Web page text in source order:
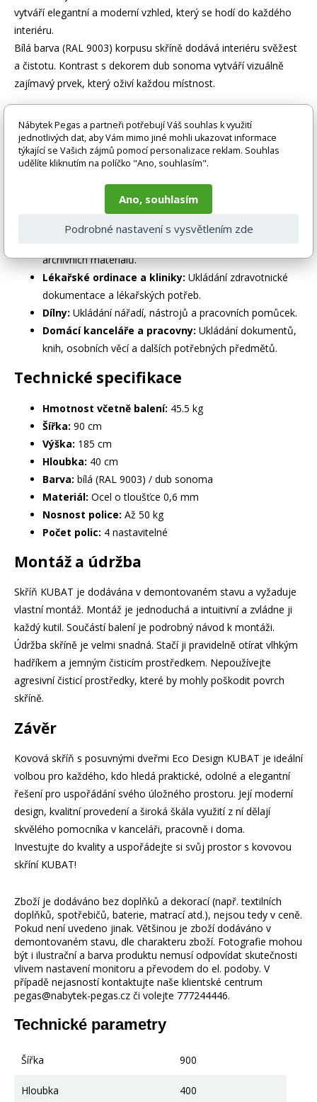
vytváří elegantní a moderní vzhled, který se hodí do každého
interiéru.
Bílá barva (RAL 9003) korpusu skříně dodává interiéru svěžest
a čistotu. Kontrast s dekorem dub sonoma vytváří vizuálně
zajímavý prvek, který oživí každou místnost.
Kovová skříň KUBAT je ideální pro širokou škálu využití:
Kanceláře:Ukládání dokumentů, šanonů,
kancelářských potřeb a osobních věcí zaměstnanců.
Účetní kanceláře a oddělení:Bezpečné a uspořádané
ukládání účetních dokladů a finančních záznamů.
archivních materiálů.
Lékařské ordinace a kliniky: Ukládání zdravotnické
dokumentace a lékařských potřeb.
Dílny: Ukládání nářadí, nástrojů a pracovních pomůcek.
Domácí kanceláře a pracovny: Ukládání dokumentů,
knih, osobních věcí a dalších potřebných předmětů.
Technické specifikace
Hmotnost včetně balení: 45.5 kg
Šířka: 90 cm
Výška: 185 cm
Hloubka: 40 cm
Barva: bílá (RAL 9003) / dub sonoma
Materiál: Ocel o tloušťce 0,6 mm
Nosnost police: Až 50 kg
Počet polic: 4 nastavitelné
Montáž a údržba
Skříň KUBAT je dodávána v demontovaném stavu a vyžaduje
vlastní montáž. Montáž je jednoduchá a intuitivní a zvládne ji
každý kutil. Součástí balení je podrobný návod k montáži.
Údržba skříně je velmi snadná. Stačí ji pravidelně otírat vlhkým
hadříkem a jemným čisticím prostředkem. Nepoužívejte
agresivní čisticí prostředky, které by mohly poškodit povrch
skříně.
Závěr
Kovová skříň s posuvnými dveřmi Eco Design KUBAT je ideální
volbou pro každého, kdo hledá praktické, odolné a elegantní
řešení pro uspořádání svého úložného prostoru. Její moderní
design, kvalitní provedení a široká škála využití z ní dělají
skvělého pomocníka v kanceláři, pracovně i doma.
Investujte do kvality a uspořádejte si svůj prostor s kovovou
skříní KUBAT!
Zboží je dodáváno bez doplňků a dekorací (např. textilních
doplňků, spotřebičů, baterie, matrací atd.), nejsou tedy v ceně.
Pokud není uvedeno jinak. Většinou je zboží dodáváno v
demontovaném stavu, dle charakteru zboží. Fotografie mohou
být i ilustrační a barva produktu nemusí odpovídat skutečnosti
vlivem nastavení monitoru a převodem do el. podoby. V
případě nejasností kontaktujte naše klientské centrum
pegas@nabytek-pegas.cz či volejte 777244446.
Technické parametry
Šířka 900
Hloubka 400
Nábytek Pegas a partneři potřebují Váš souhlas k využití
jednotlivých dat, aby Vám mimo jiné mohli ukazovat informace
týkající se Vašich zájmů pomocí personalizace reklam. Souhlas
udělíte kliknutím na políčko "Ano, souhlasím".
Ano, souhlasím
Podrobné nastavení s vysvětlením zde